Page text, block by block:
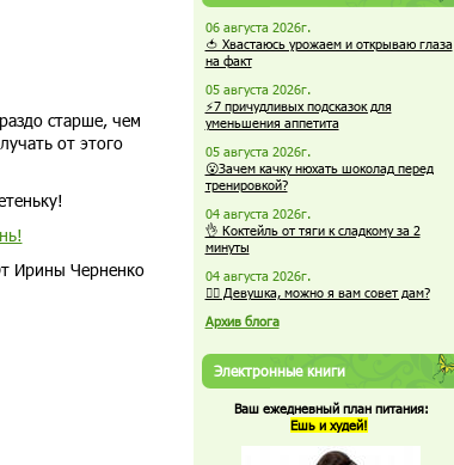
старше, чем
от этого
Ирины Черненко
06 августа 2026г.
🍅 Хвастаюсь урожаем и открываю глаза
на факт
05 августа 2026г.
⚡7 причудливых подсказок для
уменьшения аппетита
05 августа 2026г.
😮Зачем качку нюхать шоколад перед
тренировкой?
04 августа 2026г.
👌 Коктейль от тяги к сладкому за 2
минуты
04 августа 2026г.
🏋️‍♀️ Девушка, можно я вам совет дам?
Архив блога
Электронные книги
Ваш ежедневный план питания:
Ешь и худей!